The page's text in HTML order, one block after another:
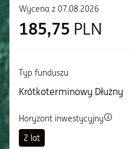
Centrum pomocy
Informacje i dokumenty
O nas
Wycena z 07.08.2026
185,75 PLN
Typ funduszu
Krótkoterminowy Dłużny
Horyzont inwestycyjny
2 lat